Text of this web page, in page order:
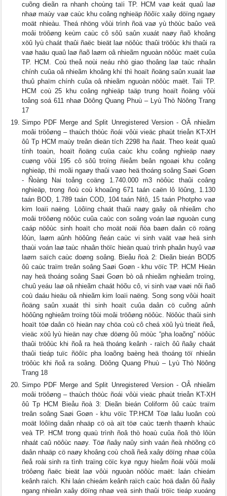
cuõng dieãn ra nhanh choùng taïi TP. HCM vaø keát quaû laø
nhaø maùy vaø caùc khu coâng nghieäp ñöôïc xaây döïng ngaøy
moät nhieàu. Theá nhöng vôùi trình ñoä vaø yù thöùc baûo veä
moâi tröôøng keùm caùc cô sôû saûn xuaát naøy ñaõ khoâng
xöû lyù chaát thaûi ñaëc bieät laø nöôùc thaûi tröôùc khi thaûi ra
vaø haäu quaû laø ñaõ laøm oâ nhieãm nguoàn nöôùc maët cuûa
TP. HCM. Coù theå noùi neáu nhö giao thoâng laø taùc nhaân
chính cuûa oâ nhieãm khoâng khí thì hoaït ñoäng saûn xuaát laø
thuû phaïm chính cuûa oâ nhieãm nguoàn nöôùc maët. Taïi TP.
HCM coù 25 khu coâng nghieäp taäp trung hoaït ñoäng vôùi
toång soá 611 nhaø Döông Quang Phuù – Lyù Thò Nöông Trang
17
Simpo PDF Merge and Split Unregistered Version - OÂ nhieãm
moâi tröôøng – thaùch thöùc ñoái vôùi vieäc phaùt trieån KT-XH
ôû Tp HCM maùy treân dieän tích 2298 ha ñaát. Theo keát quaû
tính toaùn, hoaït ñoäng cuûa caùc khu coâng nghieäp naøy
cuøng vôùi 195 cô sôû troïng ñieåm beân ngoaøi khu coâng
nghieäp, thì moãi ngaøy thaûi vaøo heä thoáng soâng Saøi Goøn
- Ñoàng Nai toång coäng 1.740.000 m3 nöôùc thaûi coâng
nghieäp, trong ñoù coù khoaûng 671 taán caën lô löûng, 1.130
taán BOD, 1.789 taán COD, 104 taán Nitô, 15 taán Photpho vaø
kim loaïi naëng. Löôïng chaát thaûi naøy gaây oâ nhieãm cho
moâi tröôøng nöôùc cuûa caùc con soâng voán laø nguoàn cung
caáp nöôùc sinh hoaït cho moät noäi ñòa baøn daân cö roäng
lôùn, laøm aûnh höôûng ñeán caùc vi sinh vaät vaø heä sinh
thaùi voán laø taùc nhaân thöïc hieän quaù trình phaân huyû vaø
laøm saïch caùc doøng soâng. Bieåu ñoà 2: Dieãn bieán BOD5
ôû caùc traïm treân soâng Saøi Goøn - khu vöïc TP. HCM Hieän
nay heä thoáng soâng Saøi Goøn bò oâ nhieãm nghieâm troïng,
chuû yeáu laø oâ nhieãm chaát höõu cô, vi sinh vaø vaøi nôi ñaõ
coù daáu hieäu oâ nhieãm kim loaïi naëng. Song song vôùi hoaït
ñoäng saûn xuaát thì sinh hoaït cuûa daân cö cuõng aûnh
höôûng nghieâm troïng tôùi moâi tröôøng nöôùc. Nöôùc thaûi sinh
hoaït töø daân cö hieän nay chöa coù cô cheá xöû lyù trieät ñeå,
vieäc xöû lyù hieän nay chæ döøng ôû möùc “pha loaõng” nöôùc
thaûi tröôùc khi ñoå ra heä thoáng keânh - raïch ôû ñaây chaát
thaûi tieáp tuïc ñöôïc pha loaõng baèng heä thoáng töï nhieân
tröôùc khi ñoå ra soâng. Döông Quang Phuù – Lyù Thò Nöông
Trang 18
Simpo PDF Merge and Split Unregistered Version - OÂ nhieãm
moâi tröôøng – thaùch thöùc ñoái vôùi vieäc phaùt trieån KT-XH
ôû Tp HCM Bieåu ñoà 3: Dieãn bieán Coliform ôû caùc traïm
treân soâng Saøi Goøn - khu vöïc TP.HCM Töø laâu luoân coù
moät löôïng daân nhaäp cö oà aït töø caùc tænh thaønh khaùc
veà TP. HCM trong quaù trình ñoâ thò hoaù cuûa ñoâ thò lôùn
nhaát caû nöôùc naøy. Töø ñaây naûy sinh vaán ñeà nhöõng cö
daân nhaäp cö naøy khoâng coù choã ñeå xaây döïng nhaø cöûa
ñeå roài sinh ra tình traïng cöïc kyø nguy hieåm ñoái vôùi moâi
tröôøng ñaëc bieät laø vôùi nguoàn nöôùc maët: laán chieám
keânh raïch. Khi laán chieám keânh raïch caùc hoä daân ôû ñaây
ngang nhieân xaây döïng nhaø veä sinh thaûi tröïc tieáp xuoáng